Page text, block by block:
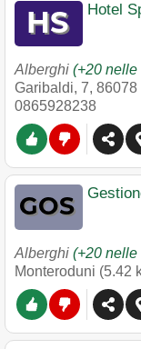
Hotel
Alberghi (+20
Garibaldi, 7, 86078
0865928238
Alberghi (+20
Monteroduni (5.42